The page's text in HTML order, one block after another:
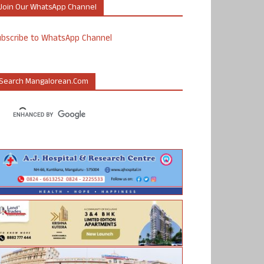
Our WhatsApp Channel
to WhatsApp Channel
Mangalorean.com